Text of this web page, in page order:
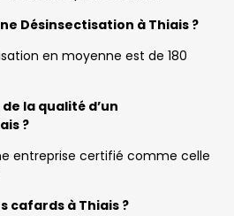
Désinsectisation à Thiais ?
en moyenne est de 180
la qualité d’un
?
entreprise certifié comme celle
cafards à Thiais ?